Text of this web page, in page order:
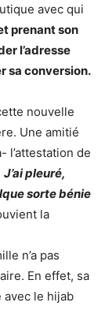
avec qui
prenant son
l’adresse
sa conversion.
nouvelle
Une amitié
l’attestation de
J’ai pleuré,
sorte bénie
la
n’a pas
En effet, sa
avec le hijab